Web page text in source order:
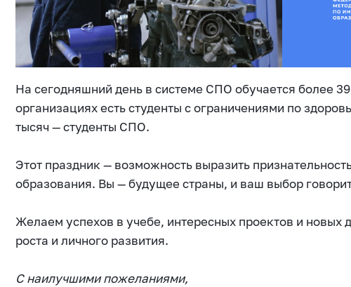
На сегодняшний день в системе СПО обучается более
организациях есть студенты с ограничениями по
тысяч — студенты СПО.
Этот праздник — возможность выразить
образования. Вы — будущее страны, и ваш выбор
Желаем успехов в учебе, интересных проектов и новых
роста и личного развития.
С наилучшими пожеланиями,